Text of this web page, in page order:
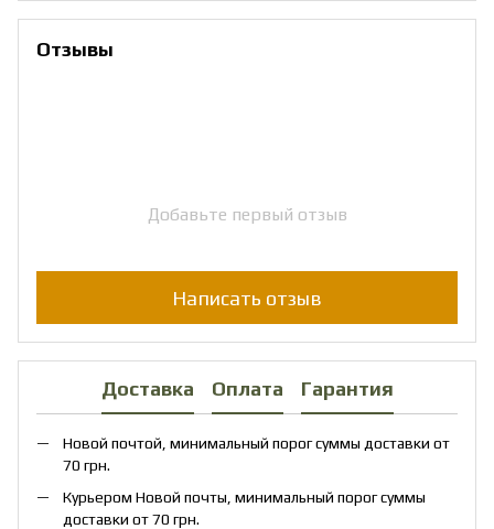
Отзывы
Добавьте первый отзыв
Написать отзыв
Доставка Оплата Гарантия
Новой почтой, минимальный порог суммы доставки от
70 грн.
Курьером Новой почты, минимальный порог суммы
доставки от 70 грн.